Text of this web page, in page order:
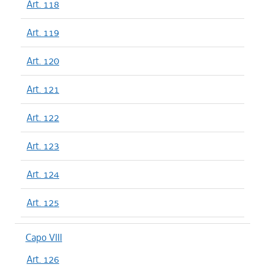
Art. 118
Art. 119
Art. 120
Art. 121
Art. 122
Art. 123
Art. 124
Art. 125
Capo VIII
Art. 126